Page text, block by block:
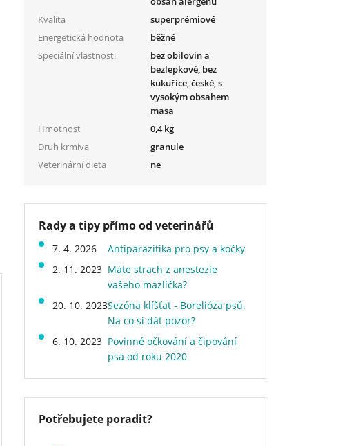
Kvalita
superprémiové
Energetická hodnota
běžné
Speciální vlastnosti
bez obilovin a
bezlepkové, bez
kukuřice, české, s
vysokým obsahem
masa
Hmotnost
0,4 kg
Druh krmiva
granule
Veterinární dieta
ne
Rady a tipy přímo od veterinářů
7. 4. 2026
Antiparazitika pro psy a kočky
2. 11. 2023 Máte strach z anestezie
vašeho mazlíčka?
20. 10. 2023Sezóna klíšťat - Borelióza psů.
Na co si dát pozor?
6. 10. 2023 Povinné očkování a čipování
psa od roku 2020
Potřebujete poradit?